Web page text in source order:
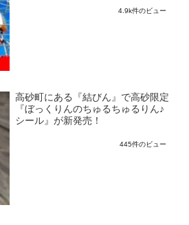
4.9k件のビュー
高砂町にある『結びん』で高砂限定
『ぼっくりんのちゅるちゅるりん♪
シール』が新発売！
445件のビュー